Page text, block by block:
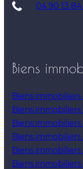
04 90 13
Biens
Biens
Biens immobiliers
Biens
Biens
Biens immobiliers
Biens